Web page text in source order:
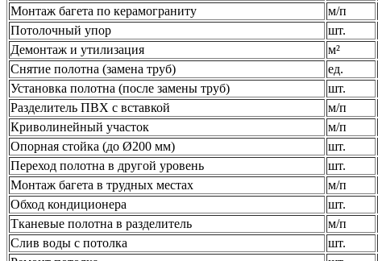
Монтаж багета по керамограниту
м/п
Потолочный упор
шт.
Демонтаж и утилизация
м²
Снятие полотна (замена труб)
ед.
Установка полотна (после замены труб)
шт.
Разделитель ПВХ с вставкой
м/п
Криволинейный участок
м/п
Опорная стойка (до Ø200 мм)
шт.
Переход полотна в другой уровень
шт.
Монтаж багета в трудных местах
м/п
Обход кондиционера
шт.
Тканевые полотна в разделитель
м/п
Слив воды с потолка
шт.